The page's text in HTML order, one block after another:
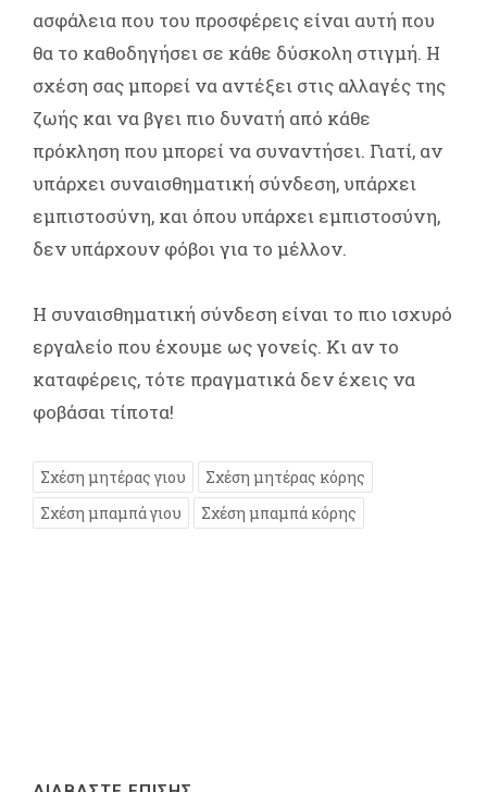
ασφάλεια που του προσφέρεις είναι αυτή που
θα το καθοδηγήσει σε κάθε δύσκολη στιγμή. Η
σχέση σας μπορεί να αντέξει στις αλλαγές της
ζωής και να βγει πιο δυνατή από κάθε
πρόκληση που μπορεί να συναντήσει. Γιατί, αν
υπάρχει συναισθηματική σύνδεση, υπάρχει
εμπιστοσύνη, και όπου υπάρχει εμπιστοσύνη,
δεν υπάρχουν φόβοι για το μέλλον.
Η συναισθηματική σύνδεση είναι το πιο ισχυρό
εργαλείο που έχουμε ως γονείς. Κι αν το
καταφέρεις, τότε πραγματικά δεν έχεις να
φοβάσαι τίποτα!
Σχέση μητέρας γιου
Σχέση μητέρας κόρης
Σχέση μπαμπά γιου
Σχέση μπαμπά κόρης